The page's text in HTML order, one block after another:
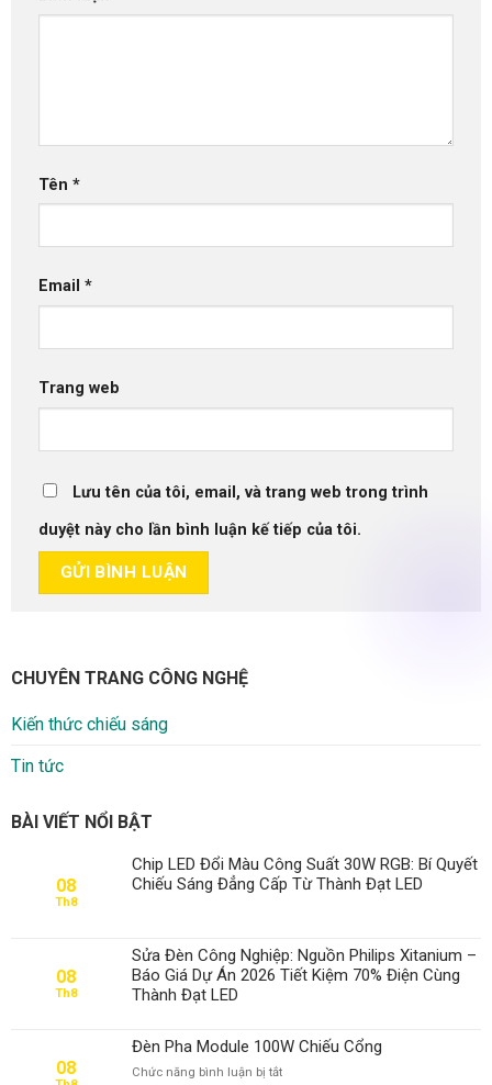
Tên *
Email *
Trang web
Lưu tên của tôi, email, và trang web trong trình
duyệt này cho lần bình luận kế tiếp của tôi.
CHUYÊN TRANG CÔNG NGHỆ
Kiến thức chiếu sáng
Tin tức
BÀI VIẾT NỔI BẬT
08
Th8
Chip LED Đổi Màu Công Suất 30W RGB: Bí Quyết
Chiếu Sáng Đẳng Cấp Từ Thành Đạt LED
08
Th8
Sửa Đèn Công Nghiệp: Nguồn Philips Xitanium –
Báo Giá Dự Án 2026 Tiết Kiệm 70% Điện Cùng
Thành Đạt LED
08
Đèn Pha Module 100W Chiếu Cổng
Chức năng bình luận bị tắtở